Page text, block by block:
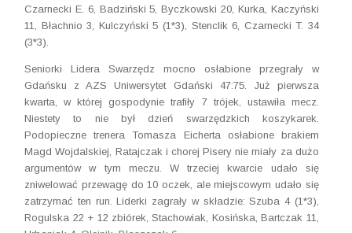
Czarnecki E. 6, Badziński 5, Byczkowski 20, Kurka, Kaczyński
11, Błachnio 3, Kulczyński 5 (1*3), Stenclik 6, Czarnecki T. 34
(3*3).
Seniorki Lidera Swarzędz mocno osłabione przegrały w
Gdańsku z AZS Uniwersytet Gdański 47:75. Już pierwsza
kwarta, w której gospodynie trafiły 7 trójek, ustawiła mecz.
Niestety to nie był dzień swarzędzkich koszykarek.
Podopieczne trenera Tomasza Eicherta osłabione brakiem
Magd Wojdalskiej, Ratajczak i chorej Pisery nie miały za dużo
argumentów w tym meczu. W trzeciej kwarcie udało się
zniwelować przewagę do 10 oczek, ale miejscowym udało się
zatrzymać ten run. Liderki zagrały w składzie: Szuba 4 (1*3),
Rogulska 22 + 12 zbiórek, Stachowiak, Kosińska, Bartczak 11,